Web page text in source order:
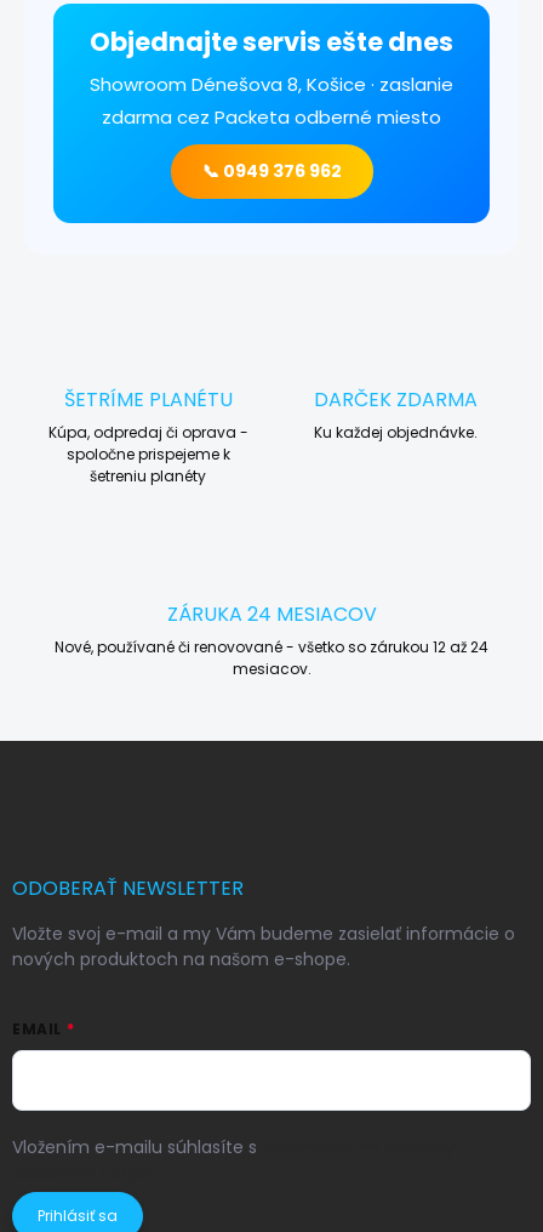
Objednajte servis ešte dnes
Showroom Dénešova 8, Košice · zaslanie
zdarma cez Packeta odberné miesto
📞 0949 376 962
ŠETRÍME PLANÉTU
Kúpa, odpredaj či oprava -
spoločne prispejeme k
šetreniu planéty
DARČEK ZDARMA
Ku každej objednávke.
ZÁRUKA 24 MESIACOV
Nové, používané či renovované - všetko so zárukou 12 až 24
mesiacov.
ODOBERAŤ NEWSLETTER
Vložte svoj e-mail a my Vám budeme zasielať informácie o
nových produktoch na našom e-shope.
EMAIL
Vložením e-mailu súhlasíte s
Prihlásiť sa